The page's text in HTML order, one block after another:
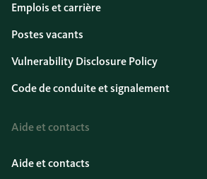
Emplois et carrière
Postes vacants
Vulnerability Disclosure Policy
Code de conduite et signalement
Aide et contacts
Aide et contacts